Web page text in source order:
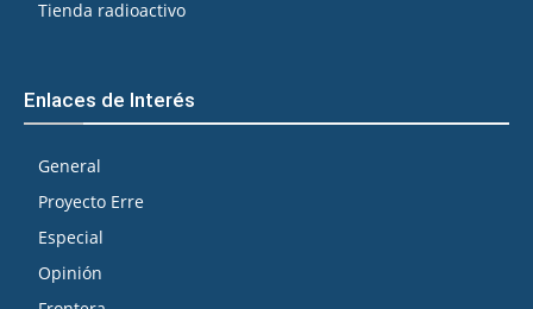
Tienda radioactivo
Enlaces de Interés
General
Proyecto Erre
Especial
Opinión